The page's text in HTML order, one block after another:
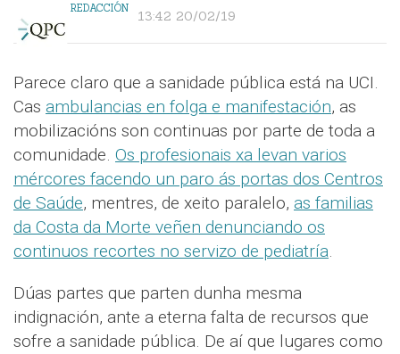
REDACCIÓN 13:42 20/02/19
Parece claro que a sanidade pública está na UCI.
Cas ambulancias en folga e manifestación, as
mobilizacións son continuas por parte de toda a
comunidade. Os profesionais xa levan varios
mércores facendo un paro ás portas dos Centros
de Saúde, mentres, de xeito paralelo, as familias
da Costa da Morte veñen denunciando os
continuos recortes no servizo de pediatría.
Dúas partes que parten dunha mesma
indignación, ante a eterna falta de recursos que
sofre a sanidade pública. De aí que lugares como